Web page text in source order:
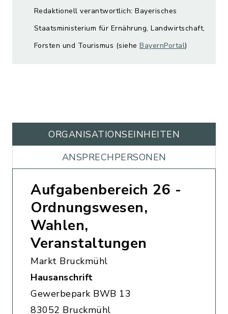
Redaktionell verantwortlich: Bayerisches
Staatsministerium für Ernährung, Landwirtschaft,
Forsten und Tourismus (siehe BayernPortal)
ORGANISATIONS­EINHEITEN
ANSPRECHPERSONEN
Aufgabenbereich 26 -
Ordnungswesen,
Wahlen,
Veranstaltungen
Markt Bruckmühl
Hausanschrift
Gewerbepark BWB 13
83052 Bruckmühl